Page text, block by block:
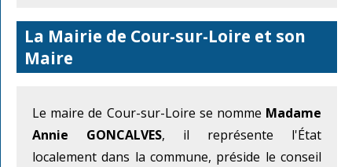
La Mairie de Cour-sur-Loire et son
Maire
Le maire de Cour-sur-Loire se nomme Madame
Annie GONCALVES, il représente l'État
localement dans la commune, préside le conseil